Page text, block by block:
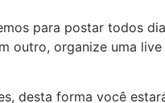
para postar todos
outro, organize uma
desta forma você